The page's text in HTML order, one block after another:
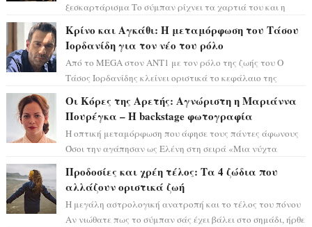
ξεσκαρτάρισμα Το σύμπαν ρίχνει τα χαρτιά του και η
Κρίνο και Αγκάθι: Η μεταμόρφωση του Τάσου
Ιορδανίδη για τον νέο του ρόλο
Από το MEGA στον ΑΝΤ1 με τον ρόλο της ζωής του Ο
Τάσος Ιορδανίδης κλείνει οριστικά το κεφάλαιο της
Οι Κόρες της Αρετής: Αγνώριστη η Μαριάννα
Πουρέγκα – H backstage φωτογραφία
Η οπτική μεταμόρφωση που άφησε τους πάντες άφωνους
Όσοι την αγάπησαν ως Ελένη στη σειρά «Μια νύχτα
Προδοσίες και χρέη τέλος: Τα 4 ζώδια που
αλλάζουν οριστικά ζωή
Η μεγάλη αστρολογική ανατροπή και το τέλος του πόνου
Αν νιώθατε πως το σύμπαν σάς έχει βάλει στο σημάδι, ήρθε